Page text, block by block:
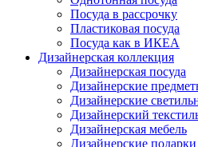
Посуда в рассрочку
Пластиковая посуда
Посуда как в ИКЕА
Дизайнерская коллекция
Дизайнерская посуда
Дизайнерские
Дизайнерские
Дизайнерский
Дизайнерская мебель
Дизайнерские